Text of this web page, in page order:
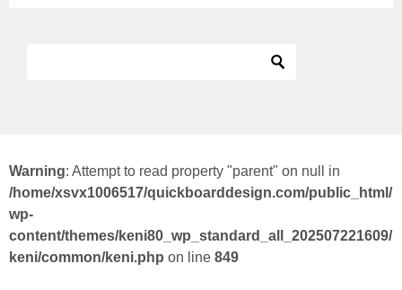
Warning: Attempt to read property "parent" on null in
/home/xsvx1006517/quickboarddesign.com/public_html/
wp-
content/themes/keni80_wp_standard_all_202507221609/
keni/common/keni.php on line 849